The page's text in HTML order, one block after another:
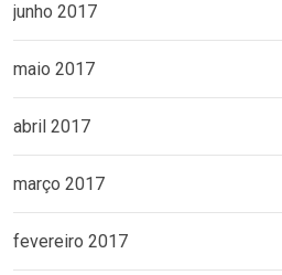
junho 2017
maio 2017
abril 2017
março 2017
fevereiro 2017